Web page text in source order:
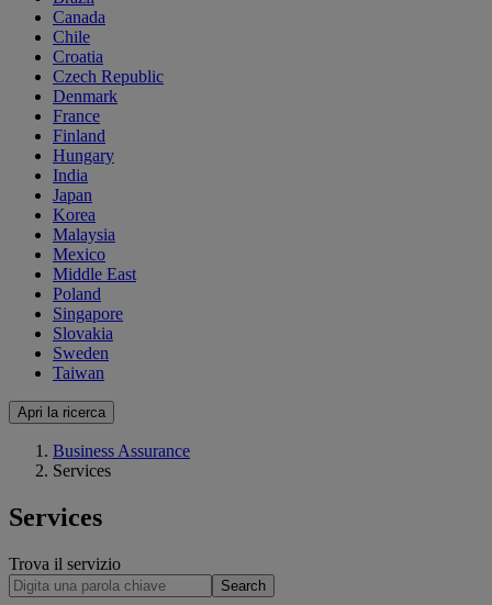
Canada
Chile
Croatia
Czech Republic
Denmark
France
Finland
Hungary
India
Japan
Korea
Malaysia
Mexico
Middle East
Poland
Singapore
Slovakia
Sweden
Taiwan
Apri la ricerca
Business Assurance
Services
Services
Trova il servizio
Search